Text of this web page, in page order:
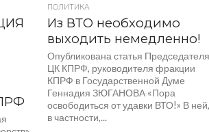
ПОЛИТИКА
Из ВТО необходимо
выходить немедленно!
Опубликована статья
ЦК КПРФ, руководителя фракции
КПРФ в Государственной Думе
Геннадия ЗЮГАНОВА «Пора
освободиться от удавки ВТО!» В
в частности,...